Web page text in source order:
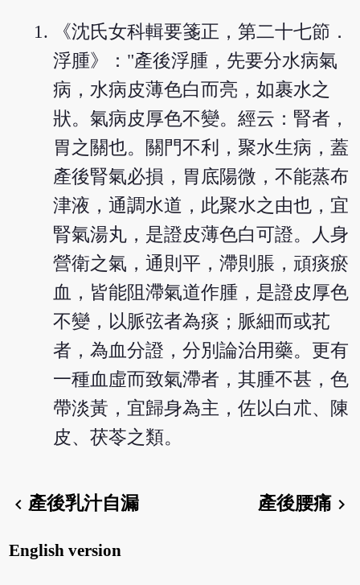
《沈氏女科輯要箋正，第二十七節．
浮腫》："產後浮腫，先要分水病氣
病，水病皮薄色白而亮，如裹水之
狀。氣病皮厚色不變。經云：腎者，
胃之關也。關門不利，聚水生病，蓋
產後腎氣必損，胃底陽微，不能蒸布
津液，通調水道，此聚水之由也，宜
腎氣湯丸，是證皮薄色白可證。人身
營衛之氣，通則平，滯則脹，頑痰瘀
血，皆能阻滯氣道作腫，是證皮厚色
不變，以脈弦者為痰；脈細而或芤
者，為血分證，分別論治用藥。更有
一種血虛而致氣滯者，其腫不甚，色
帶淡黃，宜歸身為主，佐以白朮、陳
皮、茯苓之類。
chevron_left產後乳汁自漏 產後腰痛 chevron_right
English version